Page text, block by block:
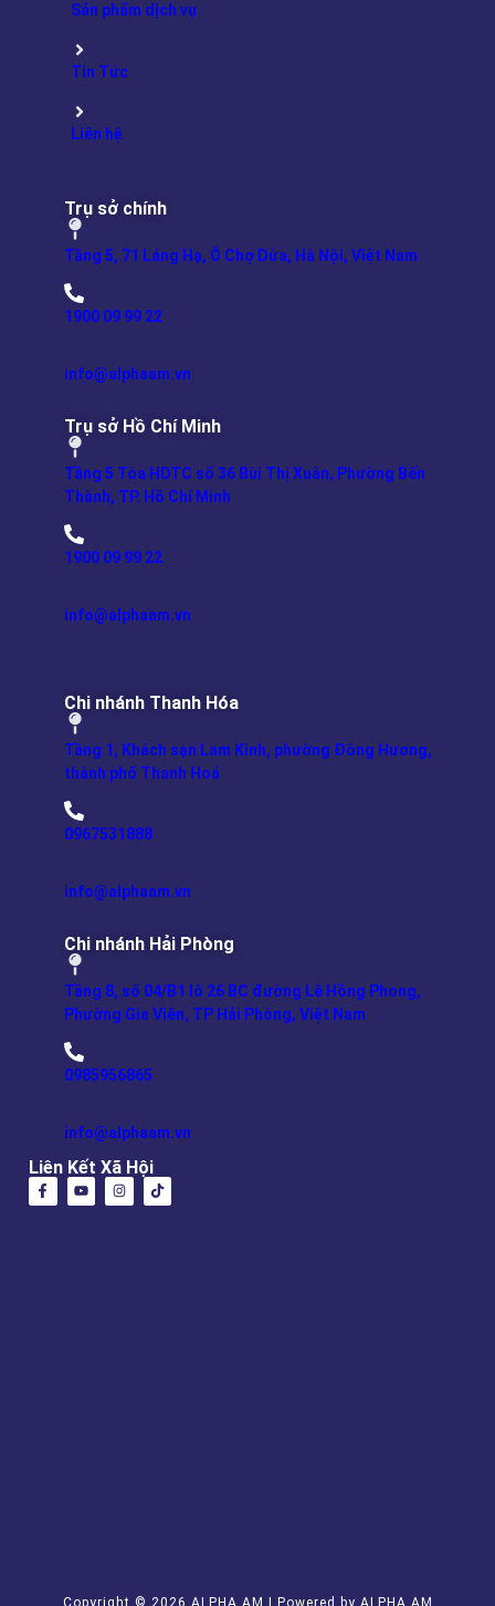
Sản phẩm dịch vụ
Tin Tức
Liên hệ
Trụ sở chính
Tầng 5, 71 Láng Hạ, Ô Chợ Dừa, Hà Nội, Việt Nam
1900 09 99 22
info@alphaam.vn
Trụ sở Hồ Chí Minh
Tầng 5 Tòa HDTC số 36 Bùi Thị Xuân, Phường Bến
Thành, TP. Hồ Chí Minh
1900 09 99 22
info@alphaam.vn
Chi nhánh Thanh Hóa
Tầng 1, Khách sạn Lam Kinh, phường Đông Hương,
thành phố Thanh Hoá
0967531888
info@alphaam.vn
Chi nhánh Hải Phòng
Tầng 8, số 04/B1 lô 26 BC đường Lê Hồng Phong,
Phường Gia Viên, TP Hải Phòng, Việt Nam
0985956865
info@alphaam.vn
Liên Kết Xã Hội
Copyright © 2026 ALPHA AM | Powered by ALPHA AM